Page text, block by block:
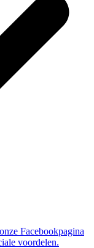
Facebookpagina
voordelen.